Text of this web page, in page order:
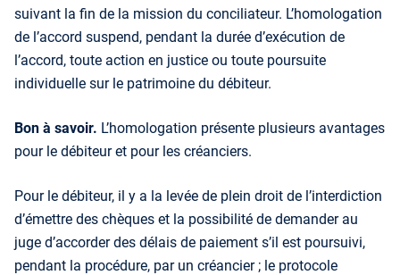
suivant la fin de la mission du conciliateur. L’homologation
de l’accord suspend, pendant la durée d’exécution de
l’accord, toute action en justice ou toute poursuite
individuelle sur le patrimoine du débiteur.
Bon à savoir. L’homologation présente plusieurs avantages
pour le débiteur et pour les créanciers.
Pour le débiteur, il y a la levée de plein droit de l’interdiction
d’émettre des chèques et la possibilité de demander au
juge d’accorder des délais de paiement s’il est poursuivi,
pendant la procédure, par un créancier ; le protocole